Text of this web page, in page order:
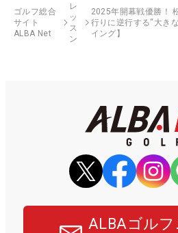
ゴルフ総合
サイト
ALBA Net
レ
ッ
ス
ン
2025年開幕戦優勝！
行りに逆行する“大き
イング】
ALBAゴル